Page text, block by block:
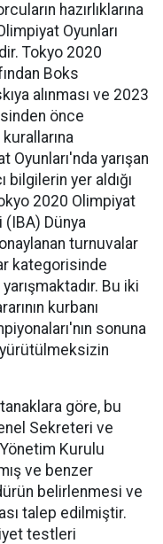
hazırlıklarına
Oyunları
Tokyo 2020
Boks
alınması ve 2023
önce
Oyunları'nda yarışan
bilgilerin yer aldığı
2020 Olimpiyat
(IBA) Dünya
turnuvalar
kategorisinde
Bu iki
kurbanı
sonuna
göre, bu
Sekreteri ve
Yönetim Kurulu
ve benzer
belirlenmesi ve
talep edilmiştir.
testleri